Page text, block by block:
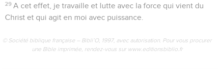
29 A cet effet, je travaille et lutte avec la force qui vient du
Christ et qui agit en moi avec puissance.
© Société biblique française – Bibli’O, 1997, avec autorisation. Pour vous procurer
une Bible imprimée, rendez-vous sur www.editionsbiblio.fr